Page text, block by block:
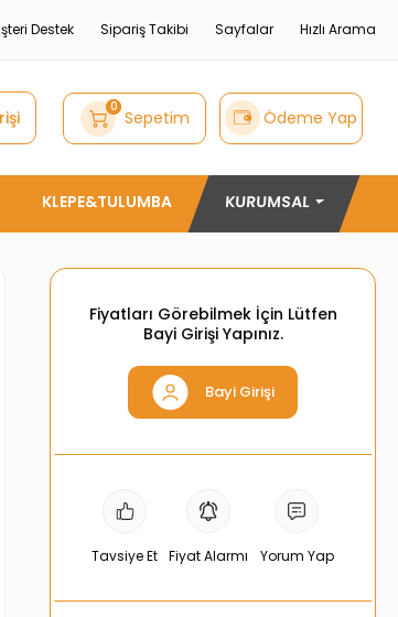
Destek Sipariş Takibi Sayfalar Hızlı Arama
0 Sepetim Ödeme Yap
KLEPE&TULUMBA KURUMSAL
Fiyatları Görebilmek İçin Lütfen
Bayi Girişi Yapınız.
Bayi Girişi
Tavsiye Et Fiyat Alarmı Yorum Yap